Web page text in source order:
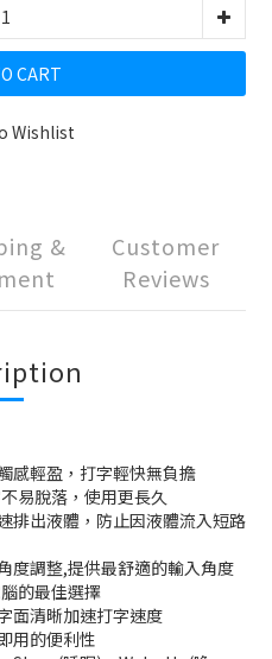
CART
Wishlist
&
Customer
Reviews
感輕盈，打字輕快無負擔
易脫落，使用更長久
排出液體，防止因液體流入短路
度調整,提供最舒適的輸入角度
的最佳選擇
面清晰加速打字速度
用的便利性